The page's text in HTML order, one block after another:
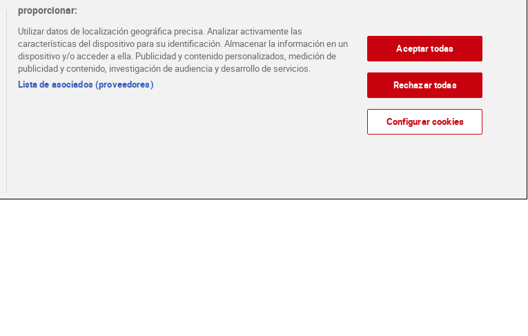
Chorizo ibérico extra Villar
90 g
Lomo de cebo de campo
proporcionar:
Utilizar datos de localización geográfica precisa. Analizar activamente las
características del dispositivo para su identificación. Almacenar la información en un
dispositivo y/o acceder a ella. Publicidad y contenido personalizados, medición de
publicidad y contenido, investigación de audiencia y desarrollo de servicios.
Lista de asociados (proveedores)
Aceptar todas
Rechazar todas
Configurar cookies